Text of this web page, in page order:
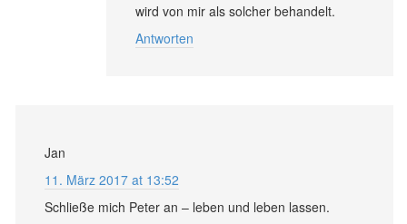
wird von mir als solcher behandelt.
Antworten
Jan
11. März 2017 at 13:52
Schließe mich Peter an – leben und leben lassen.